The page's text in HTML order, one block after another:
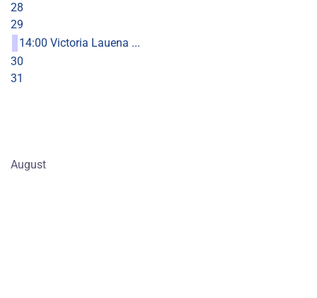
28
29
14:00 Victoria Lauena ...
30
31
August